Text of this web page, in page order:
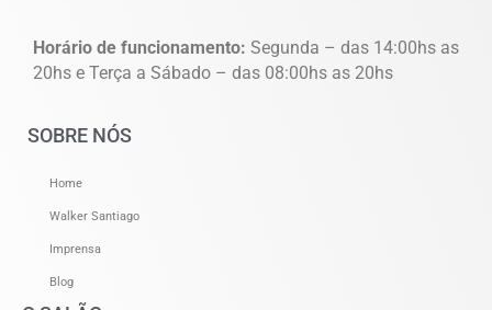
Horário de funcionamento: Segunda – das 14:00hs as
20hs e Terça a Sábado – das 08:00hs as 20hs
SOBRE NÓS
Home
Walker Santiago
Imprensa
Blog